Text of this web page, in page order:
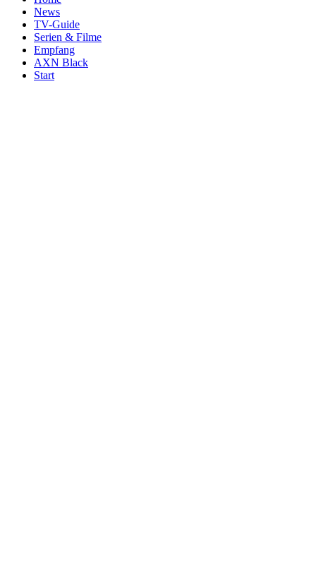
News
TV-Guide
Serien & Filme
Empfang
AXN Black
Start